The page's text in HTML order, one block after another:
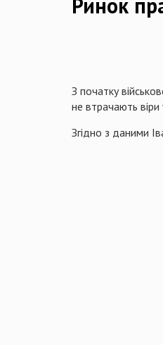
З початку
не втрачають
Згідно з даними